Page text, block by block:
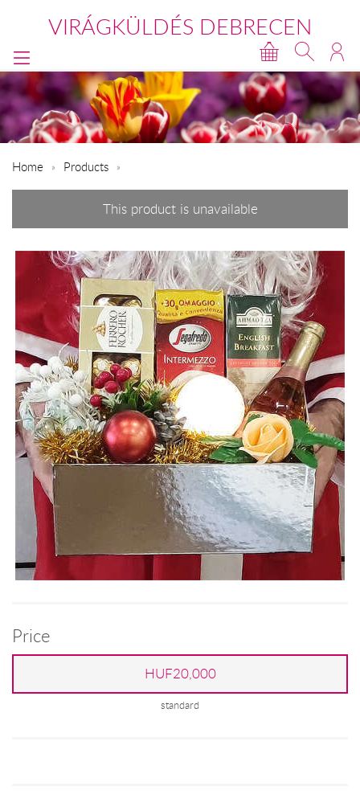
VIRÁGKÜLDÉS DEBRECEN
Home Products
This product is unavailable
Price
HUF20,000
standard